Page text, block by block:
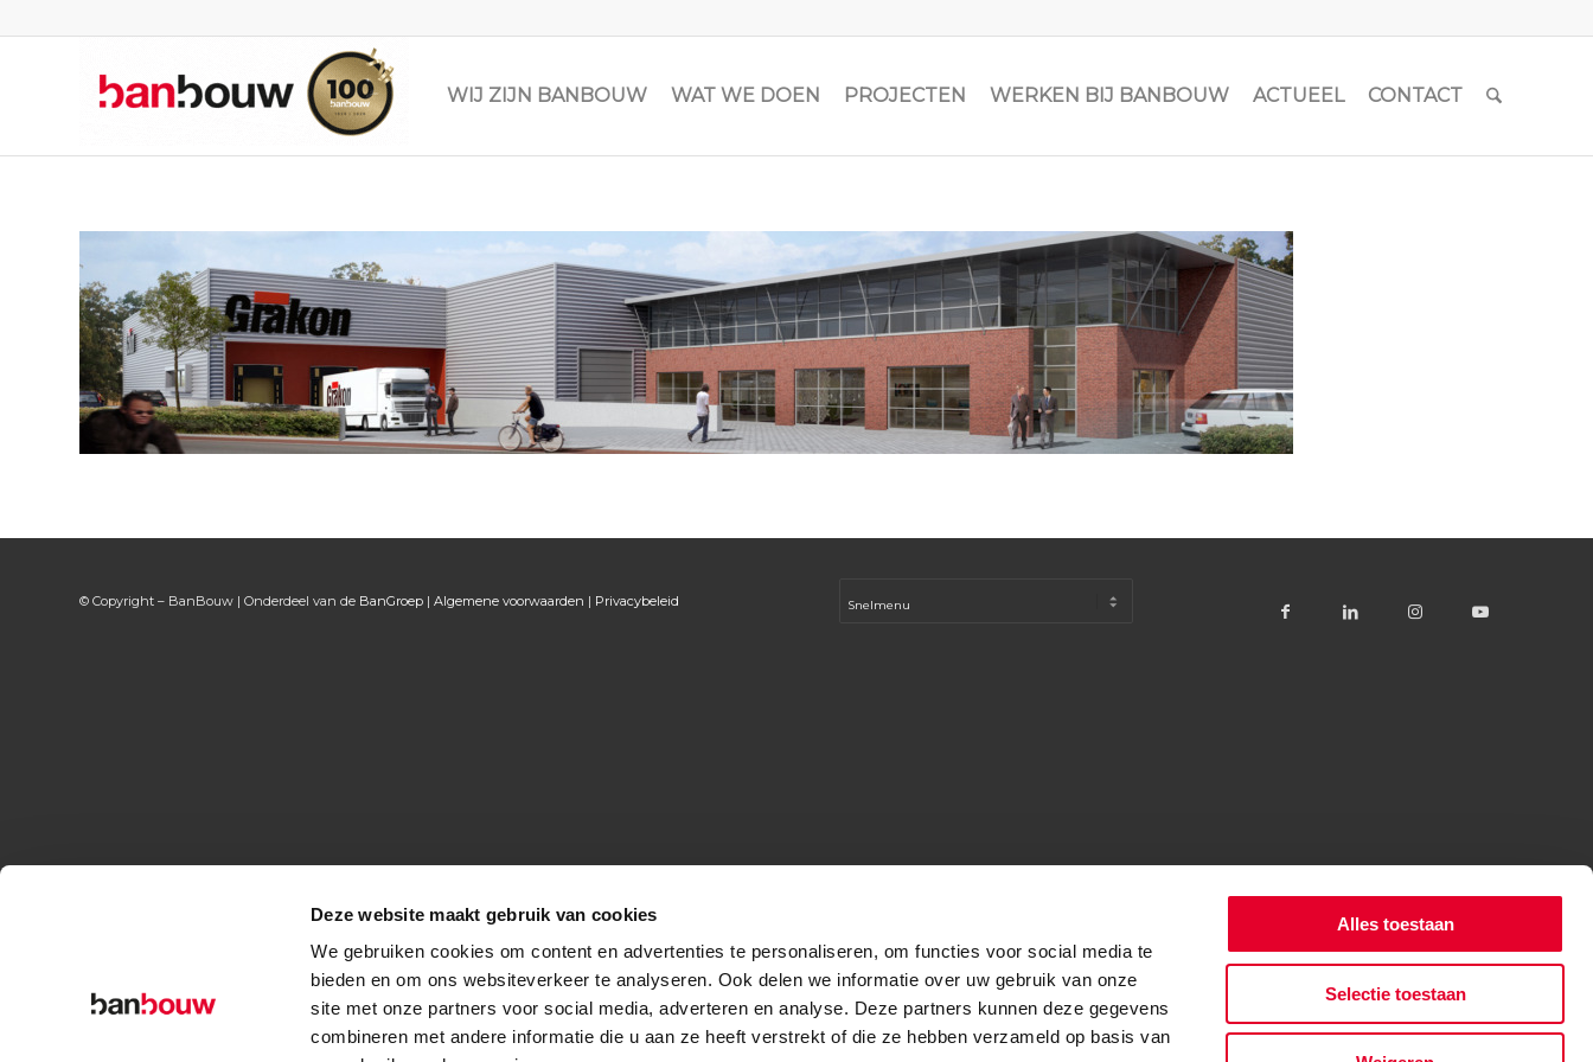
Deze website maakt gebruik van cookies
We gebruiken cookies om content en advertenties te personaliseren, om functies voor social media te
bieden en om ons websiteverkeer te analyseren. Ook delen we informatie over uw gebruik van onze
site met onze partners voor social media, adverteren en analyse. Deze partners kunnen deze gegevens
combineren met andere informatie die u aan ze heeft verstrekt of die ze hebben verzameld op basis van
Alles toestaan
Selectie toestaan
WIJ ZIJN BANBOUW WAT WE DOEN PROJECTEN WERKEN BIJ BANBOUW ACTUEEL CONTACT
© Copyright – BanBouw | Onderdeel van de BanGroep | Algemene voorwaarden | Privacybeleid